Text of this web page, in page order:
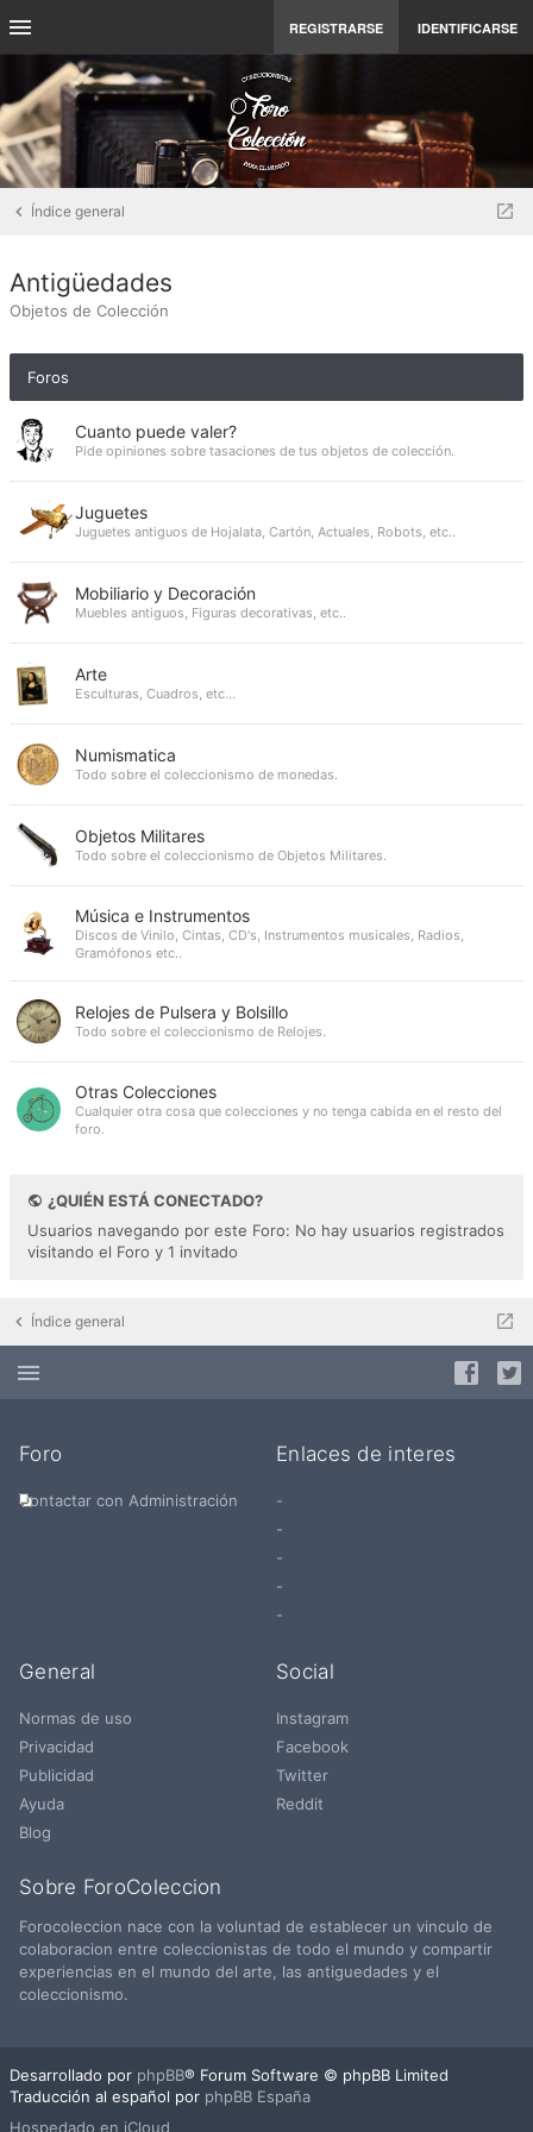
REGISTRARSE IDENTIFICARSE
Índice general
Antigüedades
Objetos de Colección
Foros
Cuanto puede valer?
Pide opiniones sobre tasaciones de tus objetos de colección.
Juguetes
Juguetes antiguos de Hojalata, Cartón, Actuales, Robots, etc..
Mobiliario y Decoración
Muebles antiguos, Figuras decorativas, etc..
Arte
Esculturas, Cuadros, etc...
Numismatica
Todo sobre el coleccionismo de monedas.
Objetos Militares
Todo sobre el coleccionismo de Objetos Militares.
Música e Instrumentos
Discos de Vinilo, Cintas, CD's, Instrumentos musicales, Radios,
Gramófonos etc..
Relojes de Pulsera y Bolsillo
Todo sobre el coleccionismo de Relojes.
Otras Colecciones
Cualquier otra cosa que colecciones y no tenga cabida en el resto del
foro.
¿QUIÉN ESTÁ CONECTADO?
Usuarios navegando por este Foro: No hay usuarios registrados
visitando el Foro y 1 invitado
Índice general
Foro
Contactar con Administración
Enlaces de interes
-
-
-
-
-
General
Normas de uso
Privacidad
Publicidad
Ayuda
Blog
Social
Instagram
Facebook
Twitter
Reddit
Sobre ForoColeccion
Forocoleccion nace con la voluntad de establecer un vinculo de
colaboracion entre coleccionistas de todo el mundo y compartir
experiencias en el mundo del arte, las antiguedades y el
coleccionismo.
Desarrollado por phpBB® Forum Software © phpBB Limited
Traducción al español por phpBB España
Hospedado en iCloud